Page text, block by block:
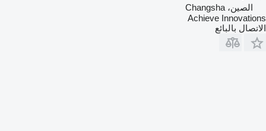
الصين، Changsha
Achieve Innovations
الاتصال بالبائع